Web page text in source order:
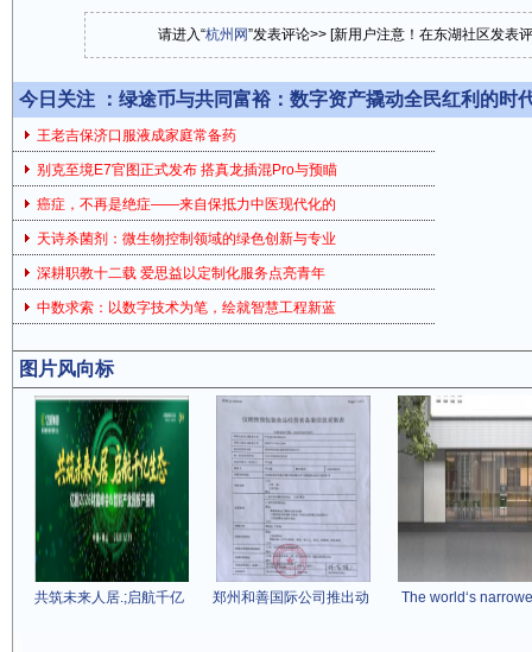
请进入“杭州网”发表评论>> [新用户注意！在东湖社区发表
今日关注 ： 绿途币与共同富裕：数字资产撬动全民红利的时
王老吉保济口服液成家庭常备药
别克至境E7官图正式发布 搭真龙插混Pro与预瞄
癌症，不再是绝症——来自保抵力中医现代化的
天诗杀菌剂：微生物控制领域的绿色创新与专业
深耕职教十二载 爱思益以定制化服务点亮青年
中数求索：以数字技术为笔，绘就智慧工程新蓝
图片风向标
共筑未来人居.;启航千亿 郑州和善国际公司推出动 The world‘s